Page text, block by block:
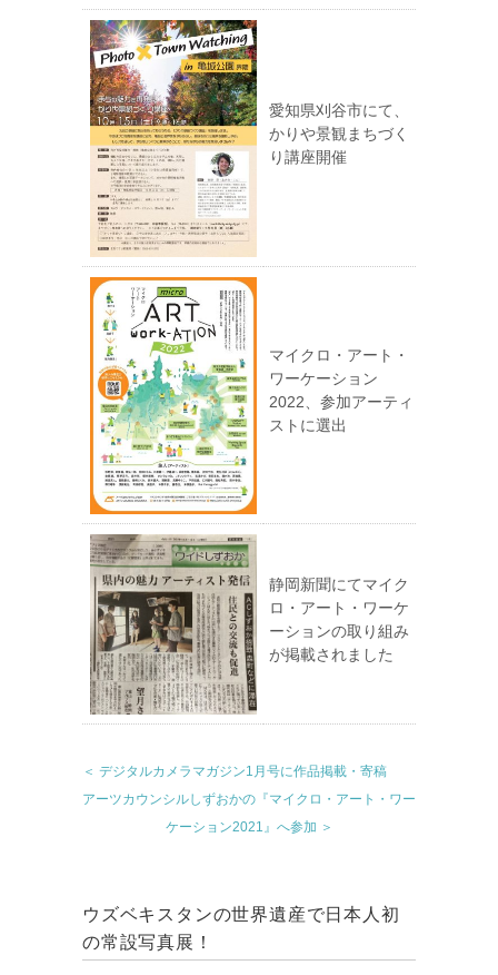
愛知県刈谷市にて、
かりや景観まちづく
り講座開催
マイクロ・アート・
ワーケーション
2022、参加アーティ
ストに選出
静岡新聞にてマイク
ロ・アート・ワーケ
ーションの取り組み
が掲載されました
＜ デジタルカメラマガジン1月号に作品掲載・寄稿
アーツカウンシルしずおかの『マイクロ・アート・ワー
ケーション2021』へ参加 ＞
ウズベキスタンの世界遺産で日本人初
の常設写真展！